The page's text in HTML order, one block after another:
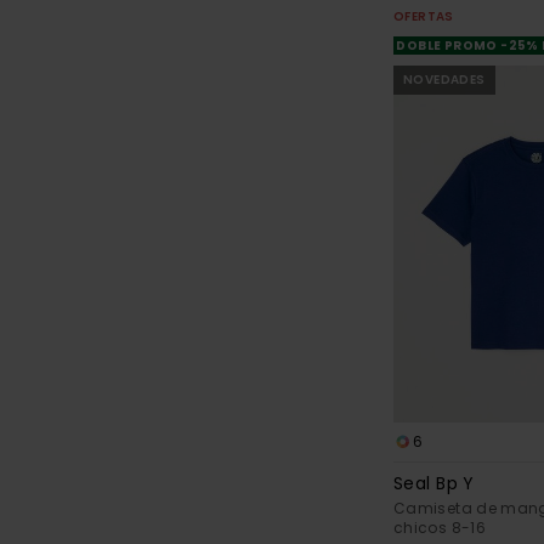
OFERTAS
DOBLE PROMO -25%
NOVEDADES
6
Seal Bp Y
Camiseta de
chicos 8-16